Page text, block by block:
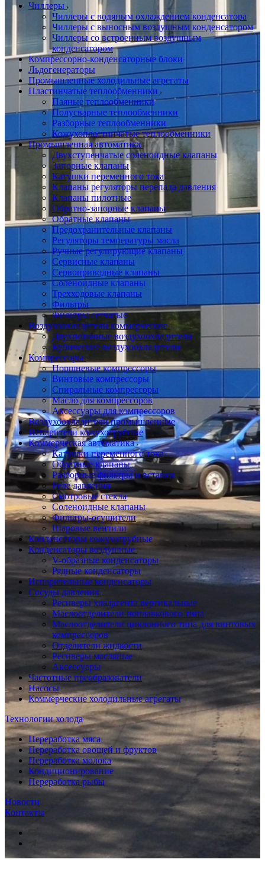
Чиллеры
Чиллеры с водяным охлаждением конденсатора
Чиллеры с выносным воздушным конденсатором
Чиллеры со встроенным воздушным
конденсатором
Компрессорно-конденсаторные блоки
Льдогенераторы
Промышленные холодильные агрегаты
Пластинчатые теплообменники
Паяные теплообменники
Полусварные теплообменники
Разборные теплообменники
Кожухопластинчатые теплообменники
Промышленная автоматика
Двухступенчатые соленоидные клапаны
Запорные клапаны
Катушки переменного тока
Клапаны регуляторы перепада давления
Клапаны пилотные
Обратно-запорные клапаны
Обратные клапаны
Предохранительные клапаны
Регуляторы температуры масла
Ручные регулирующие клапаны
Сервисные клапаны
Сервоприводные клапаны
Соленоидные клапаны
Трехходовые клапаны
Фильтры
Фильтры сетчатые
Воздухоохладители коммерческие
Двухпоточные воздухоохладители
Кубические воздухоохладители
Компрессоры
Поршневые компрессоры
Винтовые компрессоры
Спиральные компрессоры
Масло для компрессоров
Аксессуары для компрессоров
Воздухоохладители промышленные
Испарители кожухотрубные
Коммерческая автоматика
Катушки переменного тока
Обратные клапаны
Разборные фильтры и вставки
Реле давления
Смотровые стекла
Соленоидные клапаны
Фильтры-осушители
Шаровые вентили
Конденсаторы кожухотрубные
Конденсаторы воздушные
V-образные конденсаторы
Рядные конденсаторы
Испарительные конденсаторы
Сосуды давления
Ресиверы хладагента вертикальные
Маслоотделители поплавкового типа
Маслоотделители циклонного типа для винтовых
компрессоров
Отделители жидкости
Ресиверы масляные
Аксессуары
Частотные преобразователи
Насосы
Коммерческие холодильные агрегаты
Технологии холода
Переработка мяса
Переработка овощей и фруктов
Переработка молока
Кондиционирование
Переработка рыбы
Новости
Контакты